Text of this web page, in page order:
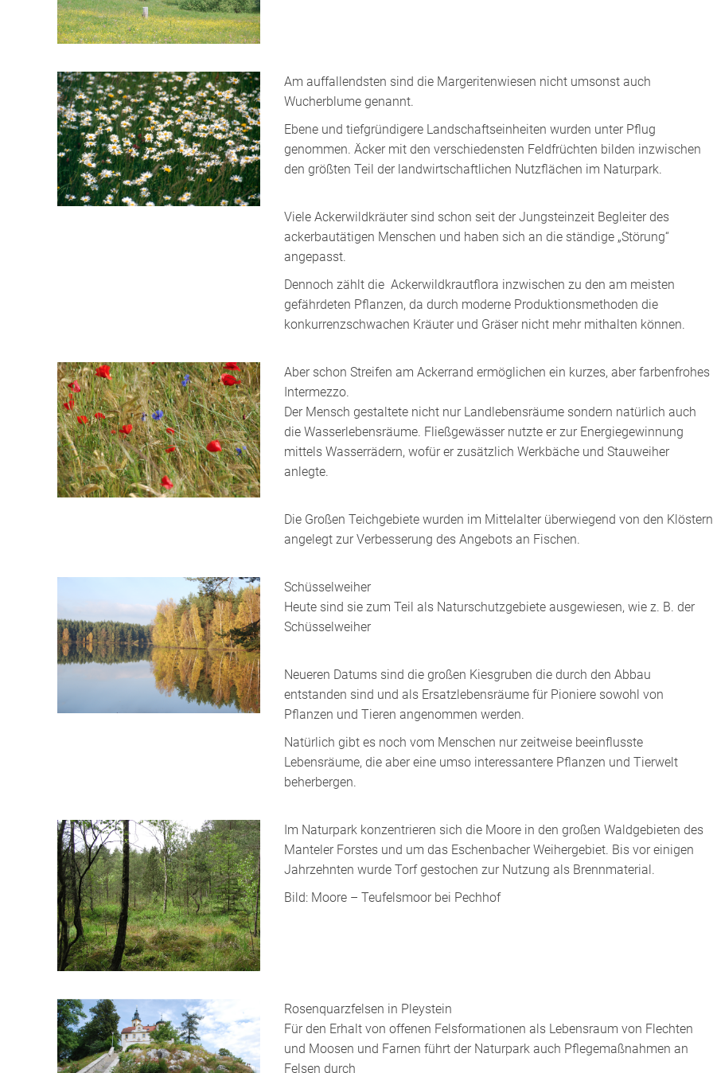
Am auffallendsten sind die Margeritenwiesen nicht umsonst auch
Wucherblume genannt.
Ebene und tiefgründigere Landschaftseinheiten wurden unter Pflug
genommen. Äcker mit den verschiedensten Feldfrüchten bilden inzwischen
den größten Teil der landwirtschaftlichen Nutzflächen im Naturpark.
Viele Ackerwildkräuter sind schon seit der Jungsteinzeit Begleiter des
ackerbautätigen Menschen und haben sich an die ständige „Störung“
angepasst.
Dennoch zählt die Ackerwildkrautflora inzwischen zu den am meisten
gefährdeten Pflanzen, da durch moderne Produktionsmethoden die
konkurrenzschwachen Kräuter und Gräser nicht mehr mithalten können.
Aber schon Streifen am Ackerrand ermöglichen ein kurzes, aber farbenfrohes
Intermezzo.
Der Mensch gestaltete nicht nur Landlebensräume sondern natürlich auch
die Wasserlebensräume. Fließgewässer nutzte er zur Energiegewinnung
mittels Wasserrädern, wofür er zusätzlich Werkbäche und Stauweiher
anlegte.
Die Großen Teichgebiete wurden im Mittelalter überwiegend von den Klöstern
angelegt zur Verbesserung des Angebots an Fischen.
Schüsselweiher
Heute sind sie zum Teil als Naturschutzgebiete ausgewiesen, wie z. B. der
Schüsselweiher
Neueren Datums sind die großen Kiesgruben die durch den Abbau
entstanden sind und als Ersatzlebensräume für Pioniere sowohl von
Pflanzen und Tieren angenommen werden.
Natürlich gibt es noch vom Menschen nur zeitweise beeinflusste
Lebensräume, die aber eine umso interessantere Pflanzen und Tierwelt
beherbergen.
Im Naturpark konzentrieren sich die Moore in den großen Waldgebieten des
Manteler Forstes und um das Eschenbacher Weihergebiet. Bis vor einigen
Jahrzehnten wurde Torf gestochen zur Nutzung als Brennmaterial.
Bild: Moore – Teufelsmoor bei Pechhof
Rosenquarzfelsen in Pleystein
Für den Erhalt von offenen Felsformationen als Lebensraum von Flechten
und Moosen und Farnen führt der Naturpark auch Pflegemaßnahmen an
Felsen durch